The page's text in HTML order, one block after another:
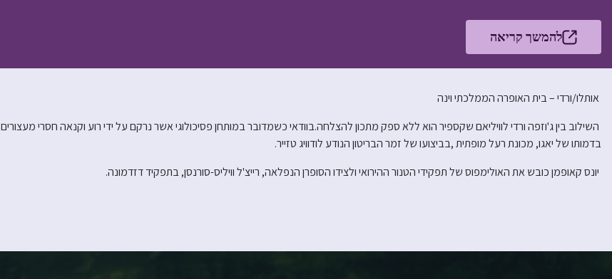
להמשך קריאה
אותלו/ורדי – בית האופרה הממלכתי וינה
השילוב בין ג'וזפה ורדי לוויליאם שקספיר הוא ללא ספק מתכון להצלחה.בוודאי כשמדובר במותחן פסיכולוגי אשר נרקם על ידי רוע וקנאה חסרי מעצורים
בדמותו של יאגו, מכונת רעל מופתית ,בביצועו של זמר הבריטון הנודע לודוויג טזייר.
יונס קאופמן כובש את האולימפוס של תפקידי הטנור ההירואי ולצידו הסופרן הנפלאה, רייצ'ל וויליס-סורנסן, בתפקיד דזדמונה.